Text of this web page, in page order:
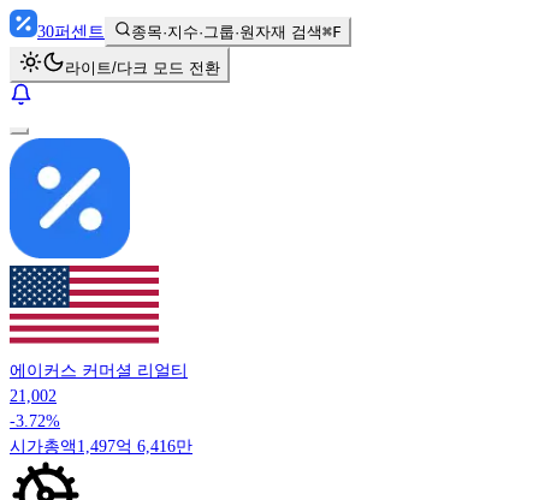
30퍼센트 종목·지수·그룹·원자재 검색⌘F
라이트/다크 모드 전환
에이커스 커머셜 리얼티
21,002
-3.72%
시가총액 1,497억 6,416만